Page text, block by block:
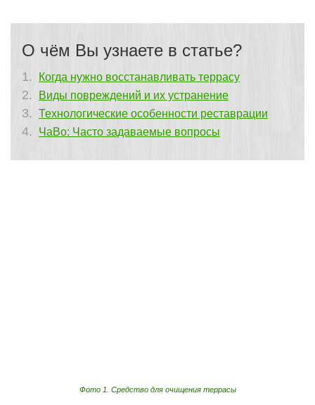
О чём Вы узнаете в статье?
Когда нужно восстанавливать террасу
Виды повреждений и их устранение
Технологические особенности реставрации
ЧаВо: Часто задаваемые вопросы
Фото 1. Средство для очищения террасы